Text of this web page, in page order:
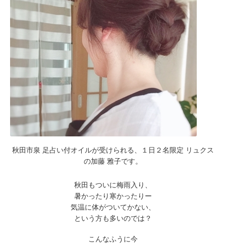
秋田市泉 足占い付オイルが受けられる、１日２名限定 リュクス
の加藤 雅子です。
秋田もついに梅雨入り、
暑かったり寒かったりー
気温に体がついてかない、
という方も多いのでは？
こんなふうに今